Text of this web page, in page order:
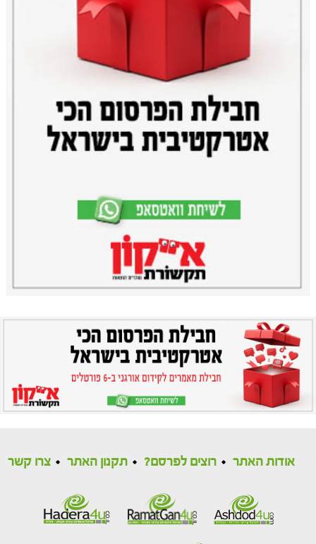
אודות האתר רוצים לפרסם? תקנון האתר צרו קשר